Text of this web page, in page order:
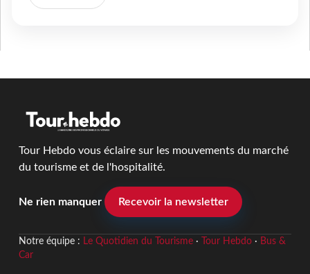
Tour Hebdo vous éclaire sur les mouvements du marché
du tourisme et de l'hospitalité.
Ne rien manquer Recevoir la newsletter
Notre équipe : Le Quotidien du Tourisme· Tour Hebdo· Bus &
Car